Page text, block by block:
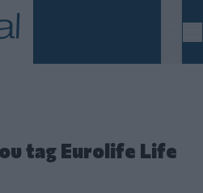
tag Eurolife Life